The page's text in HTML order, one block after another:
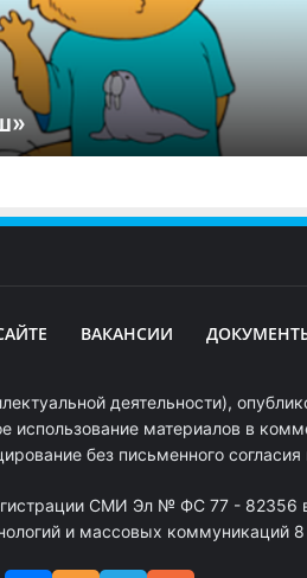
ВАКАНСИИ
деятельности),
использование материалов в
без письменного
СМИ Эл № ФС 77 -
и массовых коммуникаций 8